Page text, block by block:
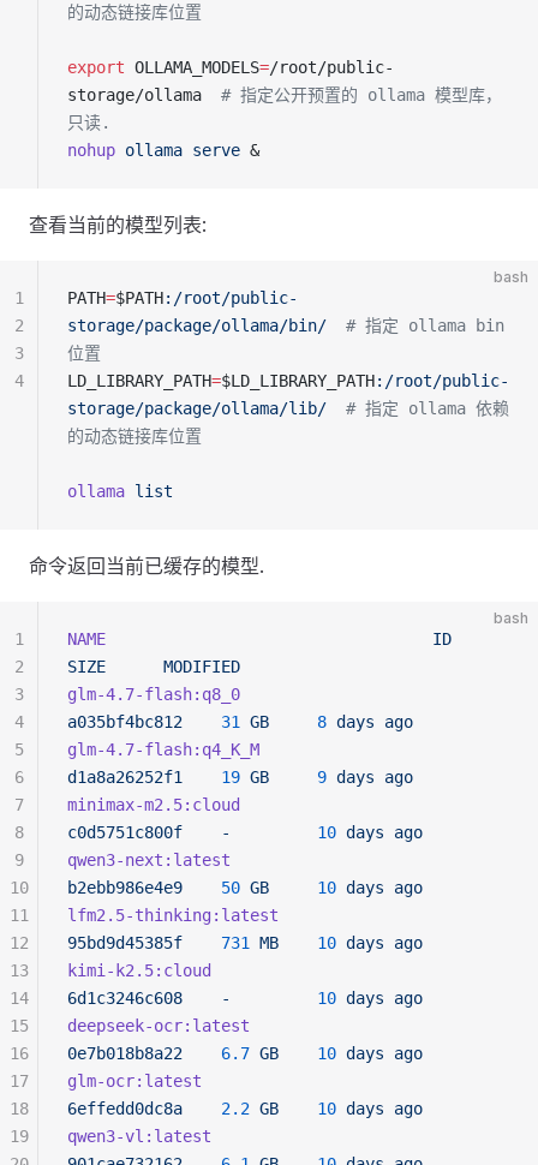
的动态链接库位置
export OLLAMA_MODELS=/root/public-
storage/ollama # 指定公开预置的 ollama 模型库，
只读.
nohup ollama serve &
查看当前的模型列表:
bash
PATH=$PATH:/root/public-
storage/package/ollama/bin/
  # 指定 ollama bin
位置
LD_LIBRARY_PATH=$LD_LIBRARY_PATH:/root/public-
storage/package/ollama/lib/
  # 指定 ollama 依赖
的动态链接库位置
ollama list
1
2
3
4
命令返回当前已缓存的模型.
bash
NAME
                                  ID
SIZE
      MODIFIED
glm-4.7-flash:q8_0
a035bf4bc812
    31
GB
     8
days ago
glm-4.7-flash:q4_K_M
d1a8a26252f1
    19
GB
     9
days ago
minimax-m2.5:cloud
c0d5751c800f
    -
         10
days ago
qwen3-next:latest
b2ebb986e4e9
    50
GB
     10
days ago
lfm2.5-thinking:latest
95bd9d45385f
    731
MB
    10
days ago
kimi-k2.5:cloud
6d1c3246c608
    -
         10
days ago
deepseek-ocr:latest
0e7b018b8a22
    6.7
GB
    10
days ago
glm-ocr:latest
6effedd0dc8a
    2.2
GB
    10
days ago
qwen3-vl:latest
1
2
3
4
5
6
7
8
9
10
11
12
13
14
15
16
17
18
19